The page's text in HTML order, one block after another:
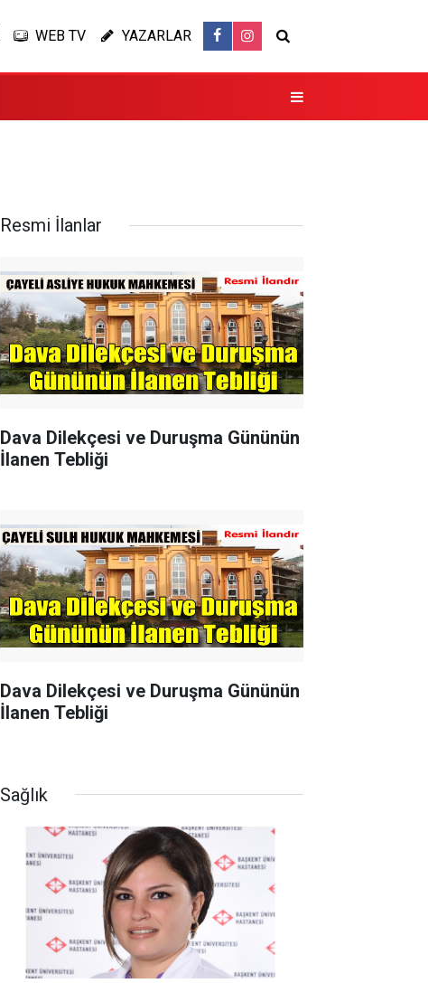
WEB TV YAZARLAR
Resmi İlanlar
Dava Dilekçesi ve Duruşma Gününün
İlanen Tebliği
Dava Dilekçesi ve Duruşma Gününün
İlanen Tebliği
Sağlık